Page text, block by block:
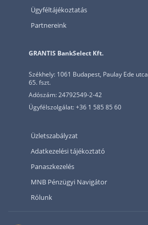
Ügyféltájékoztatás
Partnereink
GRANTIS BankSelect Kft.
Székhely: 1061 Budapest, Paulay Ede utca
65. fszt.
Adószám: 24792549-2-42
Ügyfélszolgálat: +36 1 585 85 60
Üzletszabályzat
Adatkezelési tájékoztató
Panaszkezelés
MNB Pénzügyi Navigátor
Rólunk